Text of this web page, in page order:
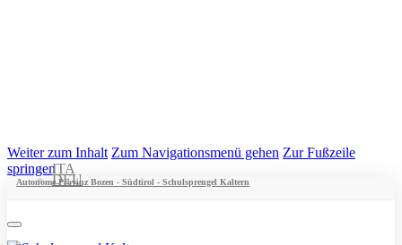
Weiter zum Inhalt Zum Navigationsmenü gehen Zur Fußzeile
springen
Autonome Provinz Bozen - Südtirol - Schulsprengel Kaltern
ITA
DEU